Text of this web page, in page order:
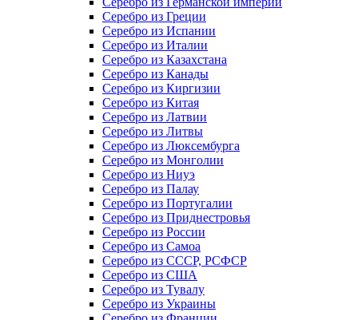
Серебро из Греции
Серебро из Испании
Серебро из Италии
Серебро из Казахстана
Серебро из Канады
Серебро из Киргизии
Серебро из Китая
Серебро из Латвии
Серебро из Литвы
Серебро из Люксембурга
Серебро из Монголии
Серебро из Ниуэ
Серебро из Палау
Серебро из Португалии
Серебро из Приднестровья
Серебро из России
Серебро из Самоа
Серебро из СССР, РСФСР
Серебро из США
Серебро из Тувалу
Серебро из Украины